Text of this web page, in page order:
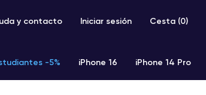
y contacto Iniciar sesión Cesta (0)
-5% iPhone 16 iPhone 14 Pro